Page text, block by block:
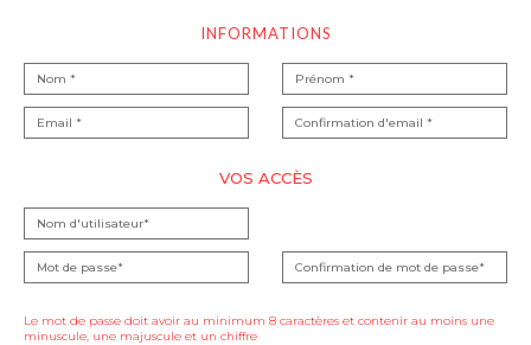
INFORMATIONS
VOS ACCÈS
Le mot de passe doit avoir au minimum 8 caractères et contenir au moins une
minuscule, une majuscule et un chiffre